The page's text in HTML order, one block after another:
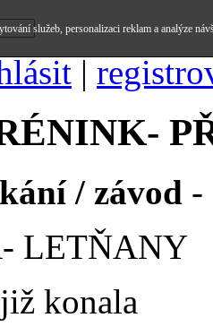
|
/ závod -
LETŇANY
konala
služeb, personalizaci reklam a analýze